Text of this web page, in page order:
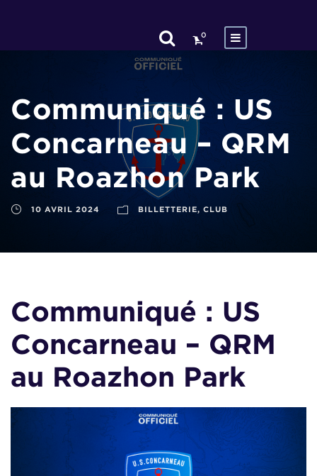
0
Communiqué : US
Concarneau – QRM
au Roazhon Park
10 AVRIL 2024 BILLETTERIE, CLUB
Communiqué : US
Concarneau – QRM
au Roazhon Park